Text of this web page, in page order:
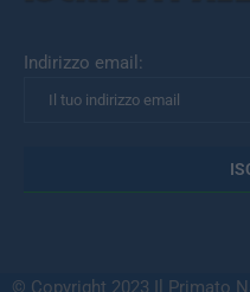
Indirizzo email:
© Copyright 2023 Il Primato